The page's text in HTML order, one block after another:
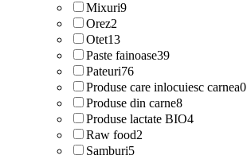
Mixuri9
Orez2
Otet13
Paste fainoase39
Pateuri76
Produse care inlocuiesc carnea0
Produse din carne8
Produse lactate BIO4
Raw food2
Samburi5